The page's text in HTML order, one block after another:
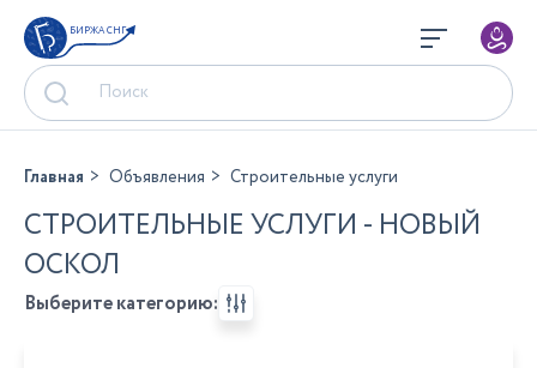
БИРЖА СНГ
Главная Объявления Строительные услуги
СТРОИТЕЛЬНЫЕ УСЛУГИ - НОВЫЙ
ОСКОЛ
Выберите категорию: